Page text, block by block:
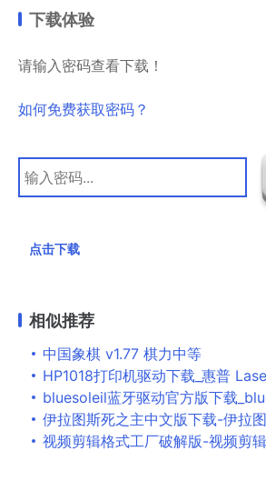
下载体验
请输入密码查看下载！
如何免费获取密码？
点击下载
相似推荐
中国象棋 v1.77 棋力中等
HP1018打印机驱动下载_惠普 LaserJet
bluesoleil蓝牙驱动官方版下载_bluesoleil蓝牙
伊拉图斯死之主中文版下载-伊拉图斯死之主游戏简
视频剪辑格式工厂破解版-视频剪辑格式工厂免费